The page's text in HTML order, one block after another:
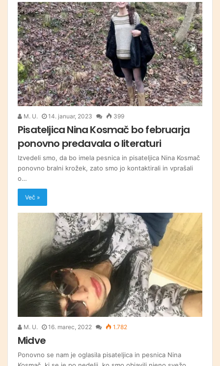
M. U. 14. januar, 2023 399
Pisateljica Nina Kosmač bo februarja
ponovno predavala o literaturi
Izvedeli smo, da bo imela pesnica in pisateljica Nina Kosmač
ponovno bralni krožek, zato smo jo kontaktirali in vprašali
o…
Več »
M. U. 16. marec, 2022 1.782
Midve
Ponovno se nam je oglasila pisateljica in pesnica Nina